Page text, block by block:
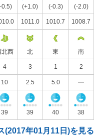
0.5) (+1.0) (-0.3) (-2.0)
1011.0 1010.7 1008.7
北西 北 東 南
4 3 1 2
10 2.5 5.0 ---
39 39 40 38
(2017年01月11日)を見る